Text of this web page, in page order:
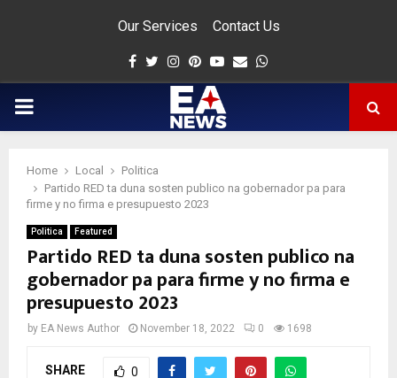
Our Services Contact Us
Facebook
Twitter
Instagram
Pinterest
Youtube
Email
PRIMARY
Home Local
Politica
Partido RED ta duna sosten publico na gobernador pa para
firme y no firma e presupuesto 2023
Politica Featured
Partido RED ta duna sosten publico na
gobernador pa para firme y no firma e
presupuesto 2023
by EA News Author November 18, 2022 0 1698
SHARE 0